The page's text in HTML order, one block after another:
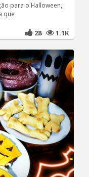
para o Halloween,
que
28 1.1K